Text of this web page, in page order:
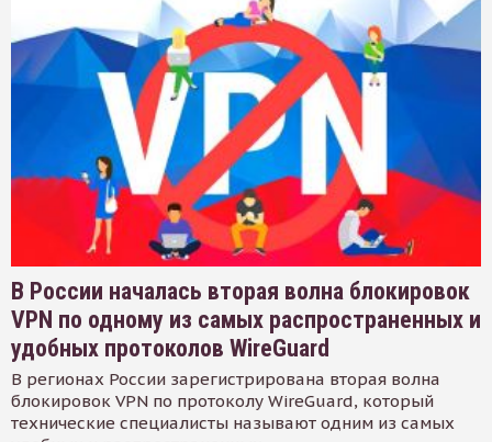
В России началась вторая волна блокировок
VPN по одному из самых распространенных и
удобных протоколов WireGuard
В регионах России зарегистрирована вторая волна
блокировок VPN по протоколу WireGuard, который
технические специалисты называют одним из самых